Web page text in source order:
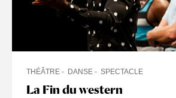
La Fin du western
THÉÂTRE DANSE SPECTACLE